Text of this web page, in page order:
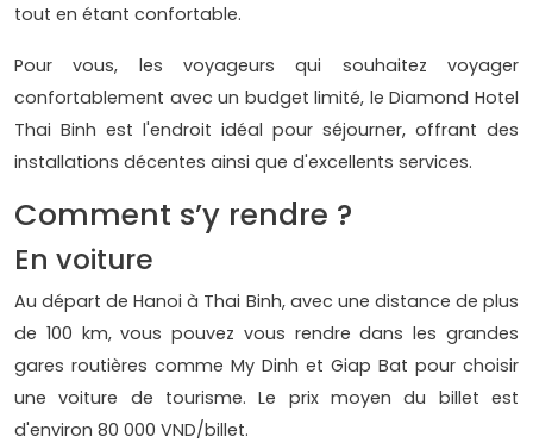
tout en étant confortable.
Pour vous, les voyageurs qui souhaitez voyager
confortablement avec un budget limité, le Diamond Hotel
Thai Binh est l'endroit idéal pour séjourner, offrant des
installations décentes ainsi que d'excellents services.
Comment s’y rendre ?
En voiture
Au départ de Hanoi à Thai Binh, avec une distance de plus
de 100 km, vous pouvez vous rendre dans les grandes
gares routières comme My Dinh et Giap Bat pour choisir
une voiture de tourisme. Le prix moyen du billet est
d'environ 80 000 VND/billet.